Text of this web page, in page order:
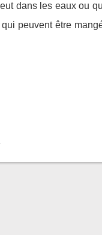
dans les eaux ou
peuvent être